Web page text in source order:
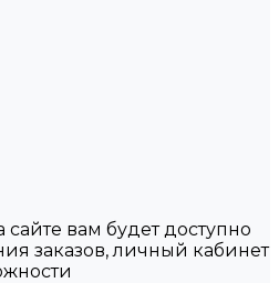
вам будет доступно
заказов, личный кабинет